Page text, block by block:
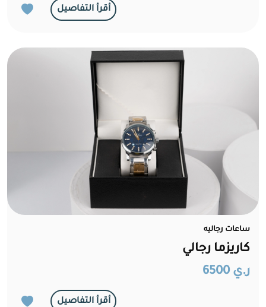
أقرأ التفاصيل
ساعات رجاليه
كاريزما رجالي
ر.ي 6500
أقرأ التفاصيل